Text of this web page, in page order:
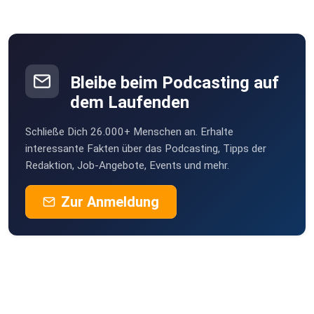
Bleibe beim Podcasting auf
dem Laufenden
Schließe Dich 26.000+ Menschen an. Erhalte
interessante Fakten über das Podcasting, Tipps der
Redaktion, Job-Angebote, Events und mehr.
Zur Anmeldung